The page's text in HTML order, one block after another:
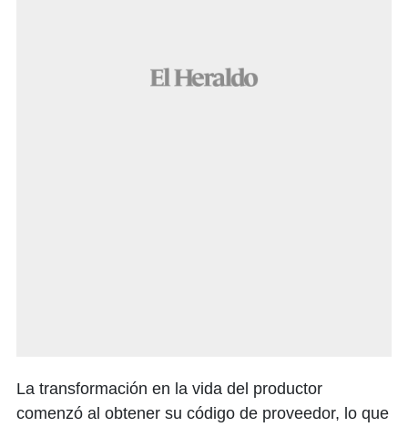
La transformación en la vida del productor
comenzó al obtener su código de proveedor, lo que